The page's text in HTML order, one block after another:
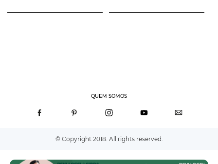
QUEM SOMOS
© Copyright 2018. All rights reserved.